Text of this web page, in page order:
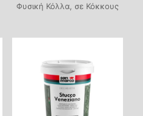
Φυσική Κόλλα, σε Κόκκους